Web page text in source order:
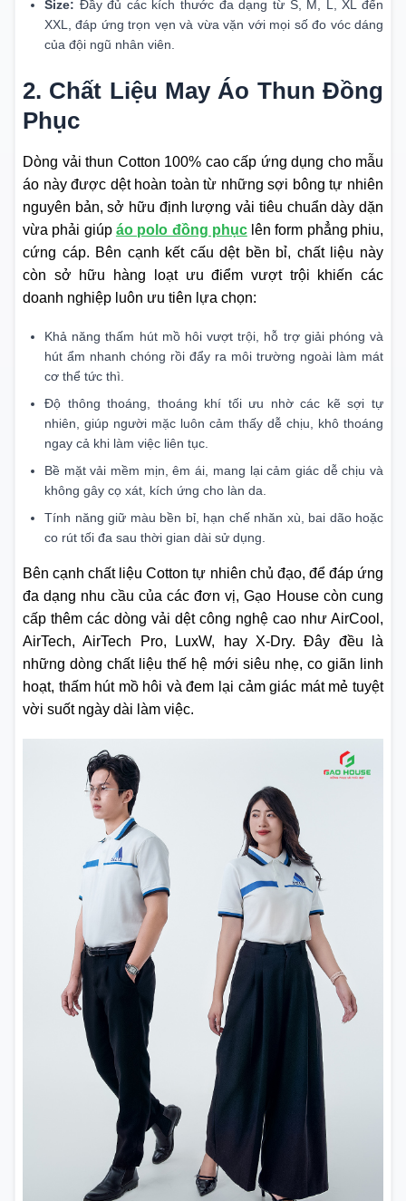
Size: Đầy đủ các kích thước đa dạng từ S, M, L, XL đến
XXL, đáp ứng trọn vẹn và vừa vặn với mọi số đo vóc dáng
của đội ngũ nhân viên.
2. Chất Liệu May Áo Thun Đồng
Phục
Dòng vải thun Cotton 100% cao cấp ứng dụng cho mẫu
áo này được dệt hoàn toàn từ những sợi bông tự nhiên
nguyên bản, sở hữu định lượng vải tiêu chuẩn dày dặn
vừa phải giúp áo polo đồng phụclên form phẳng phiu,
cứng cáp. Bên cạnh kết cấu dệt bền bỉ, chất liệu này
còn sở hữu hàng loạt ưu điểm vượt trội khiến các
doanh nghiệp luôn ưu tiên lựa chọn:
Khả năng thấm hút mồ hôi vượt trội, hỗ trợ giải phóng và
hút ẩm nhanh chóng rồi đẩy ra môi trường ngoài làm mát
cơ thể tức thì.
Độ thông thoáng, thoáng khí tối ưu nhờ các kẽ sợi tự
nhiên, giúp người mặc luôn cảm thấy dễ chịu, khô thoáng
ngay cả khi làm việc liên tục.
Bề mặt vải mềm mịn, êm ái, mang lại cảm giác dễ chịu và
không gây cọ xát, kích ứng cho làn da.
Tính năng giữ màu bền bỉ, hạn chế nhăn xù, bai dão hoặc
co rút tối đa sau thời gian dài sử dụng.
Bên cạnh chất liệu Cotton tự nhiên chủ đạo, để đáp ứng
đa dạng nhu cầu của các đơn vị, Gạo House còn cung
cấp thêm các dòng vải dệt công nghệ cao như AirCool,
AirTech, AirTech Pro, LuxW, hay X-Dry. Đây đều là
những dòng chất liệu thế hệ mới siêu nhẹ, co giãn linh
hoạt, thấm hút mồ hôi và đem lại cảm giác mát mẻ tuyệt
vời suốt ngày dài làm việc.